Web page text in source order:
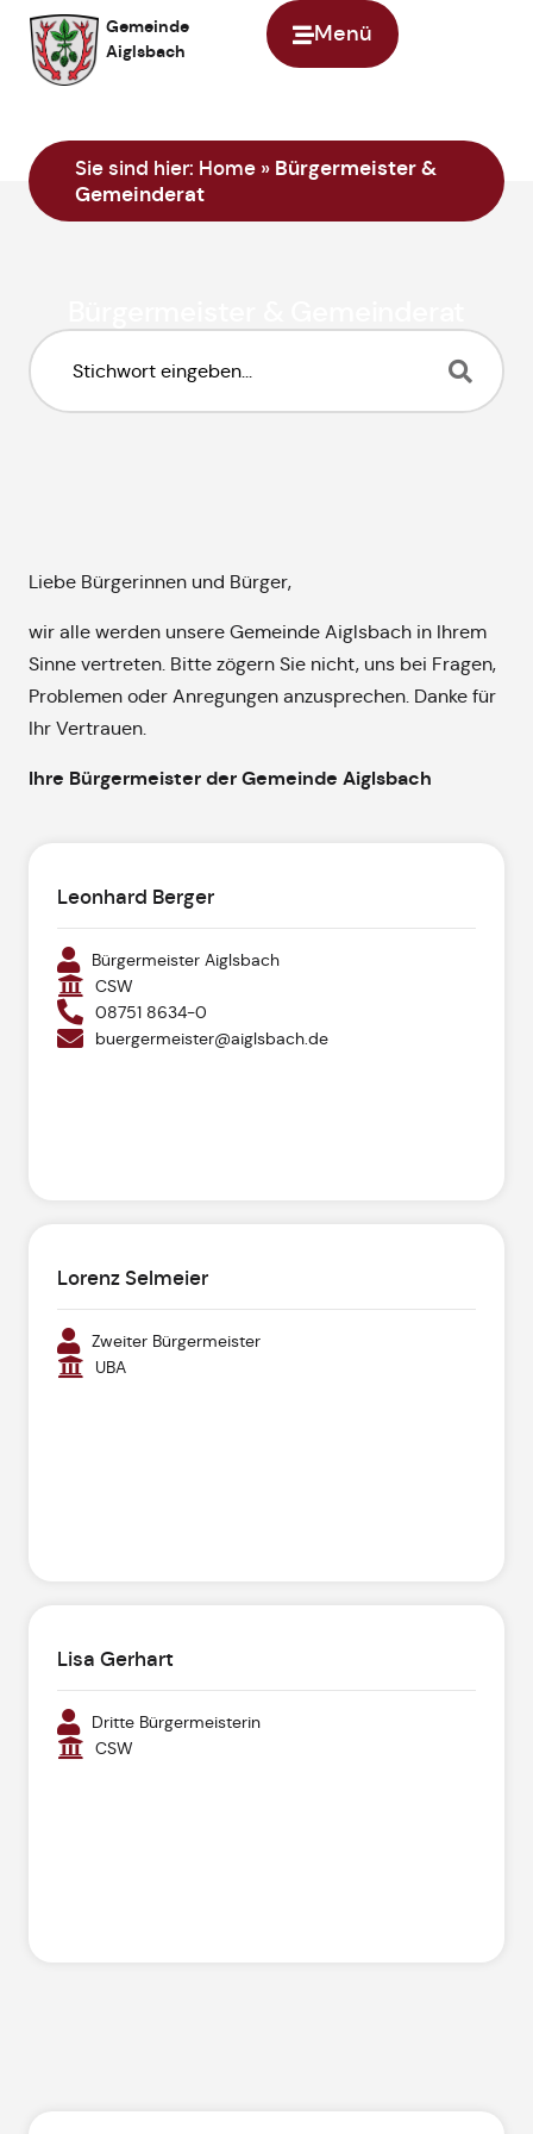
springen
Menü
Gemeinde
Aiglsbach
Sie sind hier: Home » Bürgermeister &
Gemeinderat
Liebe Bürgerinnen und Bürger,
wir alle werden unsere Gemeinde Aiglsbach in Ihrem
Sinne vertreten. Bitte zögern Sie nicht, uns bei Fragen,
Problemen oder Anregungen anzusprechen. Danke für
Ihr Vertrauen.
Ihre Bürgermeister der Gemeinde Aiglsbach
Leonhard Berger
Bürgermeister Aiglsbach
CSW
08751 8634-0
buergermeister@aiglsbach.de
Lorenz Selmeier
Zweiter Bürgermeister
UBA
Lisa Gerhart
Dritte Bürgermeisterin
CSW